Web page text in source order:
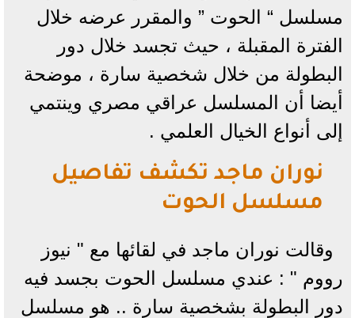
مسلسل “ الحوت ” والمقرر عرضه خلال
الفترة المقبلة ، حيث تجسد خلال دور
البطولة من خلال شخصية سارة ، موضحة
أيضا أن المسلسل عراقي مصري وينتمي
إلى أنواع الخيال العلمي .
نوران ماجد تكشف تفاصيل
مسلسل الحوت
وقالت نوران ماجد في لقائها مع " نيوز
رووم " : عندي مسلسل الحوت بجسد فيه
دور البطولة بشخصية سارة .. هو مسلسل